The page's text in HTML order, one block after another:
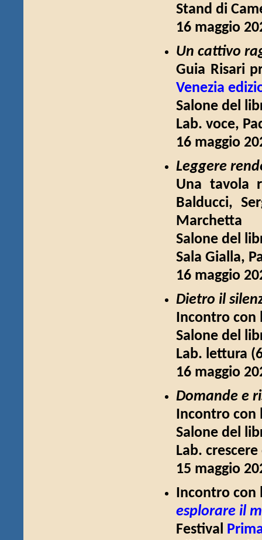
Stand di
16 maggio
Un cattivo
Guia Risari
Venezia
Salone del
Lab. voce,
16 maggio
Leggere
Una tavola
Balducci,
Marchetta
Salone del
Sala Gialla,
16 maggio
Dietro il
Incontro con
Salone del
Lab. lettura
16 maggio
Domande e
Incontro con
Salone del
Lab.
15 maggio
Incontro con
esplorare il
Festival